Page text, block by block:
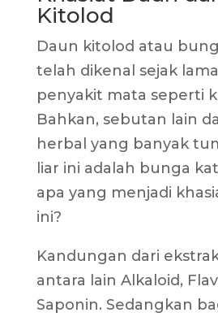
Kitolod
Daun kitolod atau
telah dikenal sejak
penyakit mata seperti
Bahkan, sebutan lain
herbal yang banyak
liar ini adalah bunga
apa yang menjadi
ini?
Kandungan dari
antara lain Alkaloid,
Saponin. Sedangkan